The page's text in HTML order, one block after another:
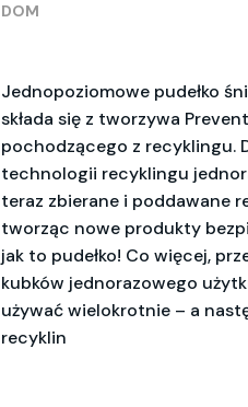
DOM
Jednopoziomowe pudełko
składa się z tworzywa
pochodzącego z recyklingu.
technologii recyklingu
teraz zbierane i poddawane
tworząc nowe produkty
jak to pudełko! Co więcej,
kubków jednorazowego
używać wielokrotnie – a
recyklin